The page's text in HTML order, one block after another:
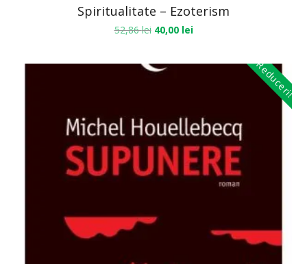
Spiritualitate – Ezoterism
52,86lei 40,00 lei
Reduceri!